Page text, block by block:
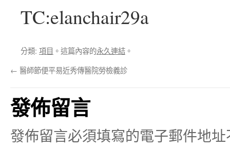
TC:elanchair29a
分類: 項目 。這篇內容的永久連結 。
← 醫師節便平易近秀傳醫院勞檢義診
發佈留言
發佈留言必須填寫的電子郵件地